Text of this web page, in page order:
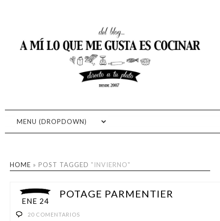
COCINA: A MI LO QUE ME
GUSTA ES COCINAR
COCINAR
HOME » POST TAGGED "INVIERNO"
ENE 24
POTAGE PARMENTIER
20 COMENTARIOS